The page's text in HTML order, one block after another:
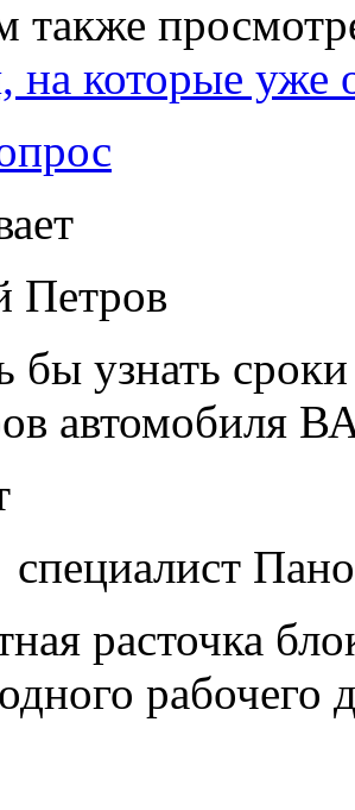
также
на которые уже
Петров
бы узнать
автомобиля
расточка
рабочего